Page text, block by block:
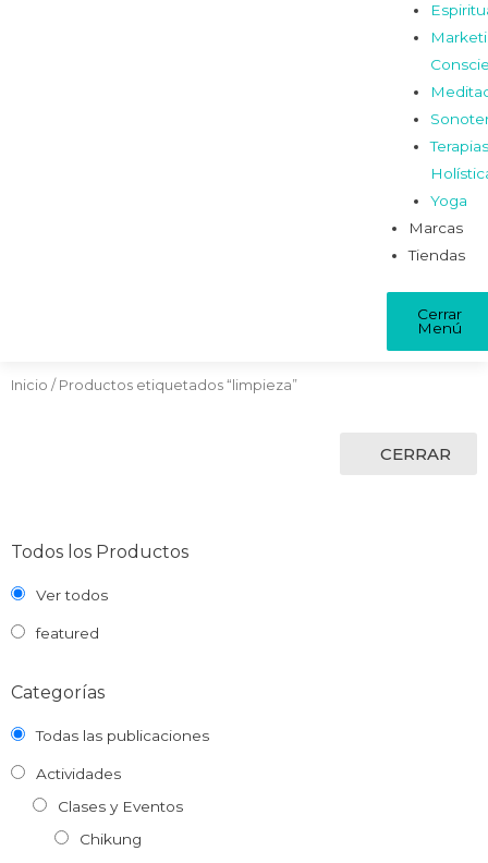
Yoga
Marcas
Tiendas
Cerrar
Menú
Inicio / Productos etiquetados “limpieza”
CERRAR
Todos los Productos
Ver todos
featured
Categorías
Todas las publicaciones
Actividades
Clases y Eventos
Chikung